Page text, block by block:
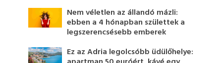
Nem véletlen az állandó mázli:
ebben a 4 hónapban születtek a
legszerencsésebb emberek
Ez az Adria legolcsóbb üdülőhelye: